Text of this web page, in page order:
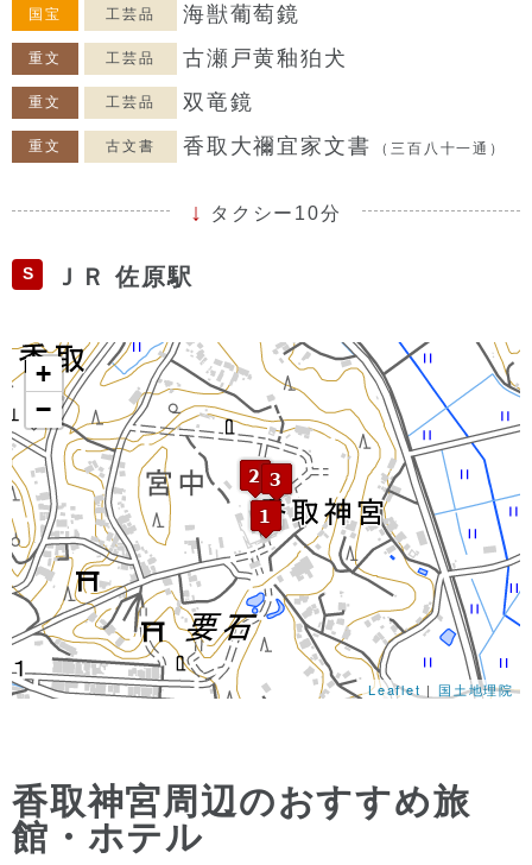
国宝 工芸品 海獣葡萄鏡
重文 工芸品 古瀬戸黄釉狛犬
重文 工芸品 双竜鏡
重文 古文書 香取大禰宜家文書 （三百八十一通）
タクシー10分
S ＪＲ 佐原駅
+
−
Leaflet | 国土地理院
香取神宮周辺のおすすめ旅
館・ホテル